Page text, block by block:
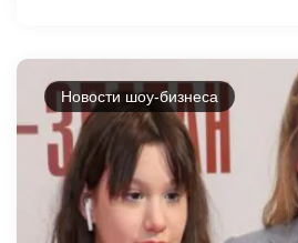
Новости шоу-бизнеса